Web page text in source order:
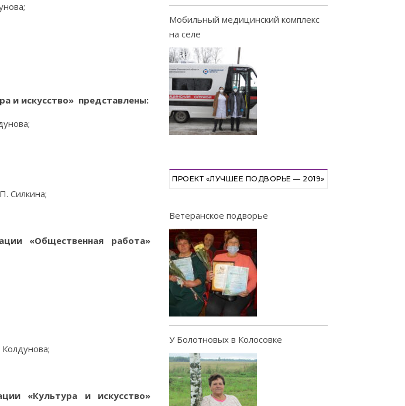
и искусство» представлены:
Силкина;
«Общественная работа»
«Культура и искусство»
Мобильный медицинский комплекс
на селе
ПРОЕКТ «ЛУЧШЕЕ ПОДВОРЬЕ — 2019»
Ветеранское подворье
У Болотновых в Колосовке